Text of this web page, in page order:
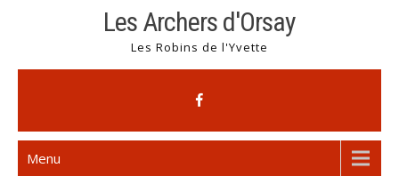
Les Archers d'Orsay
Les Robins de l'Yvette
Menu